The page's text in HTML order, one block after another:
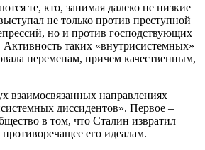
те, кто, занимая далеко не низкие
не только против преступной
но и против господствующих
Активность таких «внутрисистемных»
переменам, причем качественным,
взаимосвязанных направлениях
диссидентов». Первое –
в том, что Сталин извратил
его идеалам.